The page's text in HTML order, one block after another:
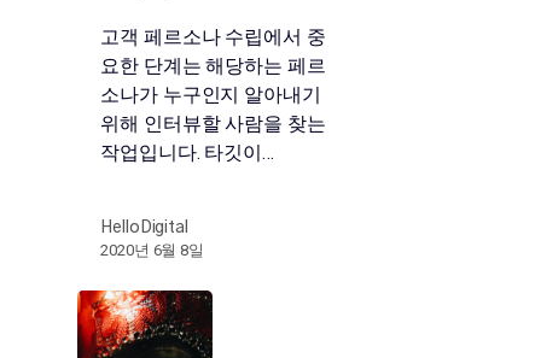
고객 페르소나 수립에서 중
요한 단계는 해당하는 페르
소나가 누구인지 알아내기
위해 인터뷰할 사람을 찾는
작업입니다. 타깃이…
HelloDigital
2020년 6월 8일